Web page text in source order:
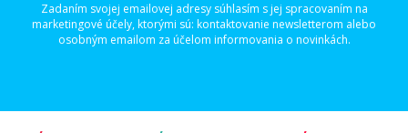
Zadaním svojej emailovej adresy súhlasím s jej spracovaním na
marketingové účely, ktorými sú: kontaktovanie newsletterom alebo
osobným emailom za účelom informovania o novinkách.